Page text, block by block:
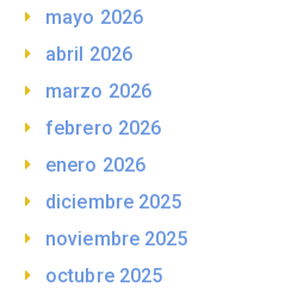
mayo 2026
abril 2026
marzo 2026
febrero 2026
enero 2026
diciembre 2025
noviembre 2025
octubre 2025